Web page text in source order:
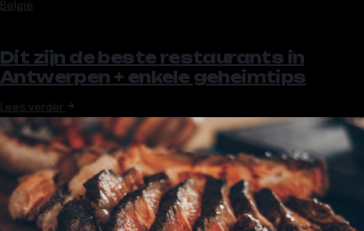
België
Dit zijn de beste restaurants in
Antwerpen + enkele geheimtips
Lees verder